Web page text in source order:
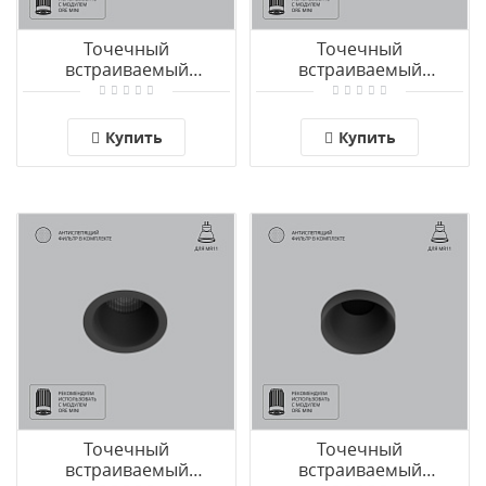
Точечный
встраиваемый
светильник Arte Lamp
1WH
Купить
Точечный
встраиваемый
светильник Arte Lamp
1BK
Купить
Точечный
встраиваемый
Точечный
встраиваемый